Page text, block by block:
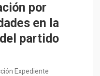
por
en la
partido
Expediente